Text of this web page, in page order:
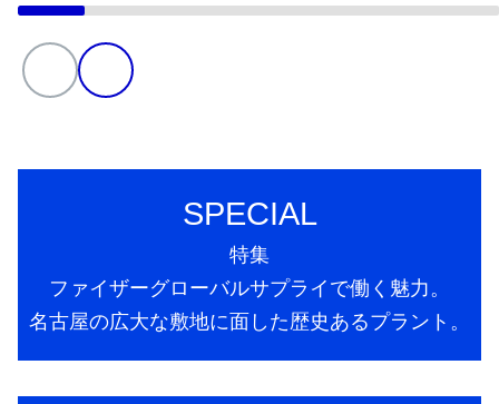
SPECIAL
特集
ファイザーグローバルサプライで働く魅力。
名古屋の広大な敷地に面した歴史あるプラント。